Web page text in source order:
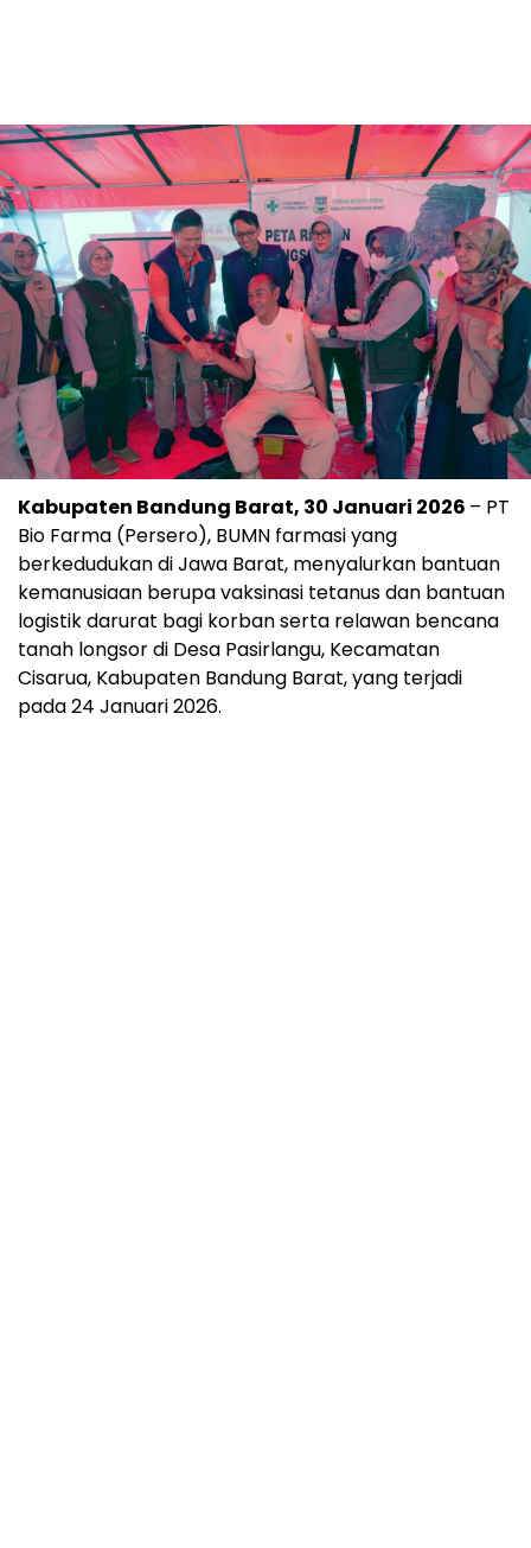
Kabupaten Bandung Barat, 30 Januari 2026 – PT
Bio Farma (Persero), BUMN farmasi yang
berkedudukan di Jawa Barat, menyalurkan bantuan
kemanusiaan berupa vaksinasi tetanus dan bantuan
logistik darurat bagi korban serta relawan bencana
tanah longsor di Desa Pasirlangu, Kecamatan
Cisarua, Kabupaten Bandung Barat, yang terjadi
pada 24 Januari 2026.